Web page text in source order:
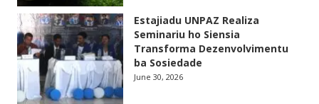
Estajiadu UNPAZ Realiza
Seminariu ho Siensia
Transforma Dezenvolvimentu
ba Sosiedade
June 30, 2026